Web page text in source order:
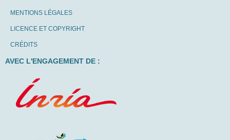
MENTIONS LÉGALES
LICENCE ET COPYRIGHT
CRÉDITS
AVEC L'ENGAGEMENT DE :